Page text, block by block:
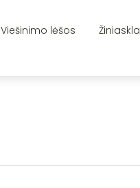
Viešinimo lėšos